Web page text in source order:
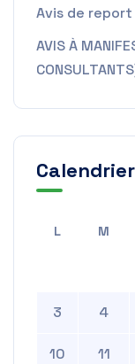
Avis de report
AVIS À
Calendrier
L M
3 4
10 11